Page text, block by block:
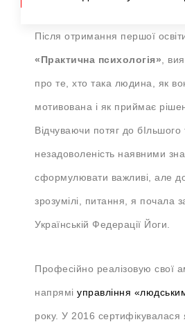
Після отримання першої
«Практична психологія» ,
про те, хто така людина, як
мотивована і як приймає
Відчуваючи потяг до
незадоволеність наявними
сформулювати важливі, але
зрозумілі, питання, я почала
Українській Федерації Йоги.
Професійно реалізовую свої
напрямі управління
року. У 2016 сертифікувалася